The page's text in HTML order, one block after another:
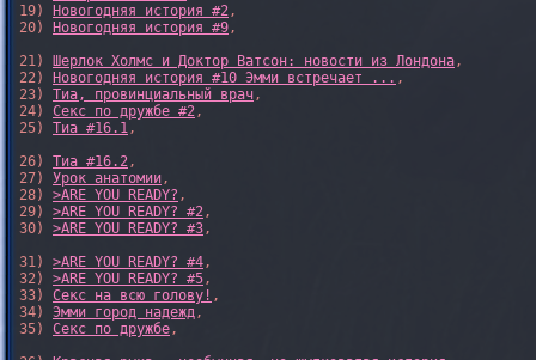
19)
Новогодняя история #2,
20)
Новогодняя история #9,
21) Шерлок Холмс и Доктор Ватсон: новости из Лондона,
22)
Новогодняя история #10 Эмми встречает ... ,
23) Тиа, провинциальный врач,
24) Секс по дружбе #2,
25) Тиа #16.1,
26) Тиа #16.2,
27) Урок анатомии,
28) >ARE YOU READY? ,
29) >ARE YOU READY? #2,
30) >ARE YOU READY? #3,
31) >ARE YOU READY? #4,
32) >ARE YOU READY? #5,
33) Секс на всю голову! ,
34) Эмми город надежд,
35) Секс по дружбе,